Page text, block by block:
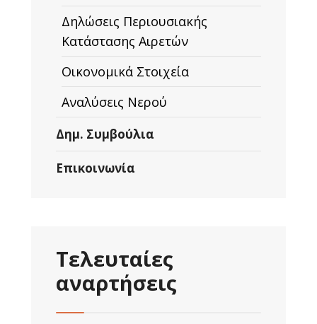
Δηλώσεις Περιουσιακής
Κατάστασης Αιρετών
Οικονομικά Στοιχεία
Αναλύσεις Νερού
Δημ. Συμβούλια
Επικοινωνία
Τελευταίες
αναρτήσεις